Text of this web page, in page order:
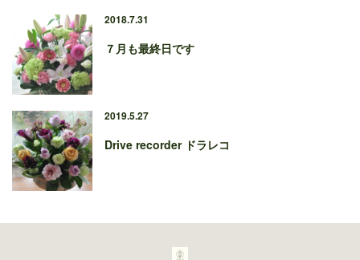
2018.7.31
７月も最終日です
2019.5.27
Drive recorder ドラレコ